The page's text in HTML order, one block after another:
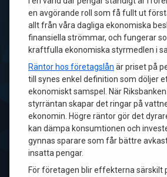
en avgörande roll som få fullt ut
allt från våra dagliga ekonomiska
finansiella strömmar, och fungerar
kraftfulla ekonomiska styrmedlen i
Räntor hos företagslån är priset på
till synes enkel definition som döljer
ekonomiskt samspel. När
styrräntan skapar det ringar på
ekonomin. Högre räntor gör det
kan dämpa konsumtionen och
gynnas sparare som får bättre
insatta pengar.
För företagen blir effekterna särskilt